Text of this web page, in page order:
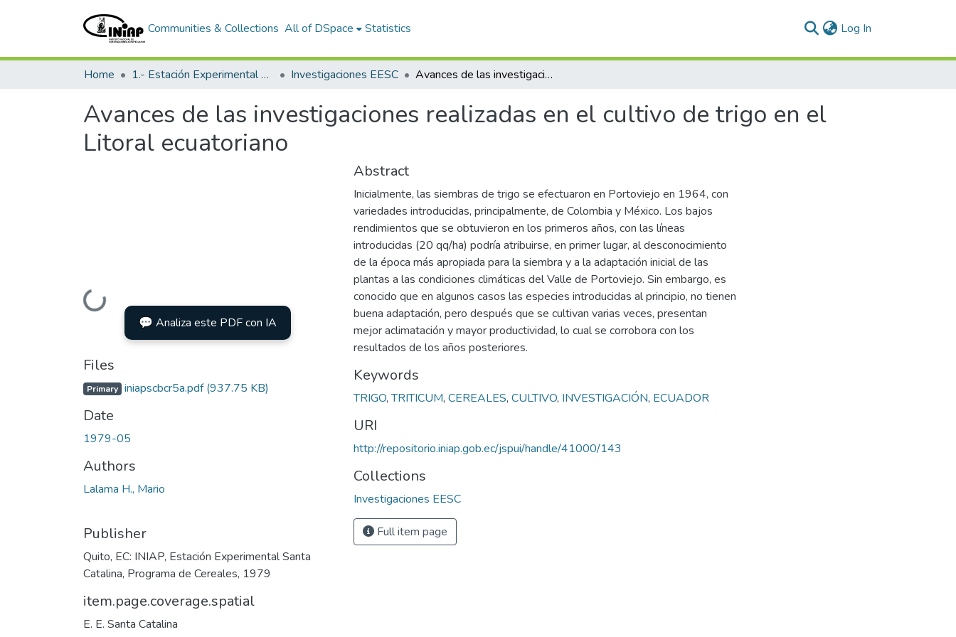
Communities & Collections All of DSpace Statistics Log In
Home 1.- Estación Experimental Santa Catalina Investigaciones EESC Avances de las investigaciones realizadas en el cultivo de trigo en el Litoral ecuatoriano
Avances de las investigaciones realizadas en el cultivo de trigo en el
Litoral ecuatoriano
Loading... 💬 Analiza este PDF con IA
Files
Primary iniapscbcr5a.pdf(937.75 KB)
Date
1979-05
Authors
Lalama H., Mario
Publisher
Quito, EC: INIAP, Estación Experimental Santa
Catalina, Programa de Cereales, 1979
item.page.coverage.spatial
E. E. Santa Catalina
Abstract
Inicialmente, las siembras de trigo se efectuaron en Portoviejo en 1964, con
variedades introducidas, principalmente, de Colombia y México. Los bajos
rendimientos que se obtuvieron en los primeros años, con las líneas
introducidas (20 qq/ha) podría atribuirse, en primer lugar, al desconocimiento
de la época más apropiada para la siembra y a la adaptación inicial de las
plantas a las condiciones climáticas del Valle de Portoviejo. Sin embargo, es
conocido que en algunos casos las especies introducidas al principio, no tienen
buena adaptación, pero después que se cultivan varias veces, presentan
mejor aclimatación y mayor productividad, lo cual se corrobora con los
resultados de los años posteriores.
Keywords
TRIGO,TRITICUM, CEREALES, CULTIVO, INVESTIGACIÓN, ECUADOR
URI
http://repositorio.iniap.gob.ec/jspui/handle/41000/143
Collections
Investigaciones EESC
Full item page